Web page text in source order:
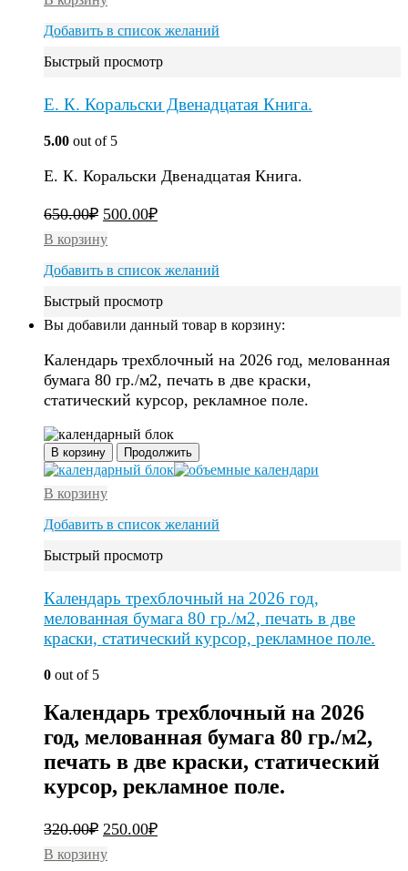
Добавить в список желаний
Быстрый просмотр
Е. К. Коральски Двенадцатая Книга.
5.00 out of 5
Е. К. Коральски Двенадцатая Книга.
650.00₽ 500.00₽
В корзину
Добавить в список желаний
Быстрый просмотр
Вы добавили данный товар в корзину:
Календарь трехблочный на 2026 год, мелованная
бумага 80 гр./м2, печать в две краски,
статический курсор, рекламное поле.
В корзину Продолжить
В корзину
Добавить в список желаний
Быстрый просмотр
Календарь трехблочный на 2026 год,
мелованная бумага 80 гр./м2, печать в две
краски, статический курсор, рекламное поле.
0 out of 5
Календарь трехблочный на 2026
год, мелованная бумага 80 гр./м2,
печать в две краски, статический
курсор, рекламное поле.
320.00₽ 250.00₽
В корзину